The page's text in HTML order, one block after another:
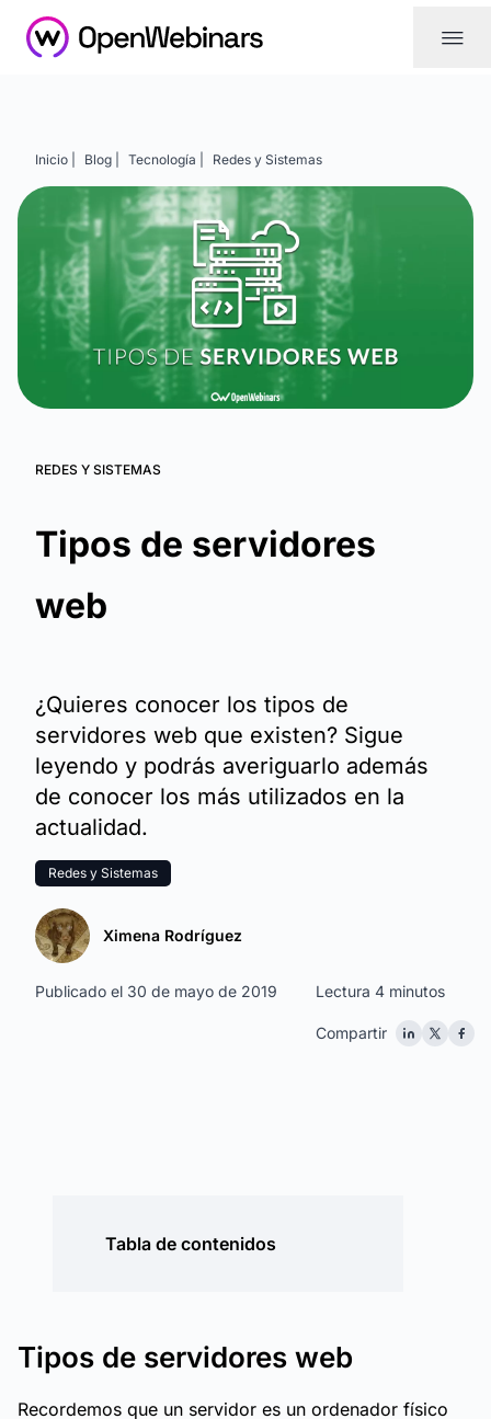
|||
Inicio | Blog | Tecnología | Redes y Sistemas
REDES Y SISTEMAS
Tipos de servidores
web
¿Quieres conocer los tipos de
servidores web que existen? Sigue
leyendo y podrás averiguarlo además
de conocer los más utilizados en la
actualidad.
Redes y Sistemas
Ximena Rodríguez
Lectura 4 minutos
Publicado el 30 de mayo de 2019
Compartir
Tabla de contenidos
Tipos de servidores web
Recordemos que un servidor es un ordenador físico